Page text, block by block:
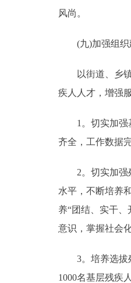
风尚。
(九)加强组织
以街道、乡镇
疾人人才，增强
1。切实加强基
齐全，工作数据
2。切实加强残
水平，不断培养
养“团结、实干
意识，掌握社会
3。培养选拔残
1000名基层残疾